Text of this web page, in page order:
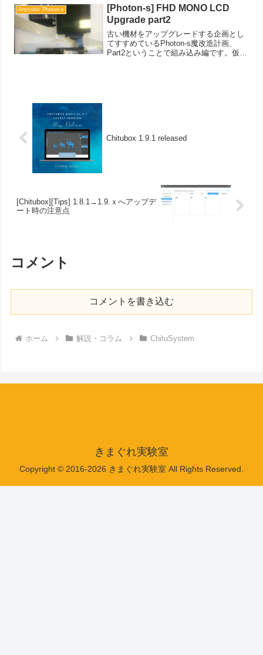
といって造形時間が長いため...
Anycubic Photon-s
[Photon-s] FHD MONO LCD
Upgrade part2
古い機材をアップグレードする企画とし
てすすめているPhoton-s魔改造計画、
Part2ということで組み込み編です。仮組
Chitubox 1.9.1 released
[Chitubox][Tips] 1.8.1→1.9.ｘへアップデ
ート時の注意点
コメント
コメントを書き込む
ホーム 解説・コラム ChituSystem
きまぐれ実験室
Copyright © 2016-2026 きまぐれ実験室 All Rights Reserved.